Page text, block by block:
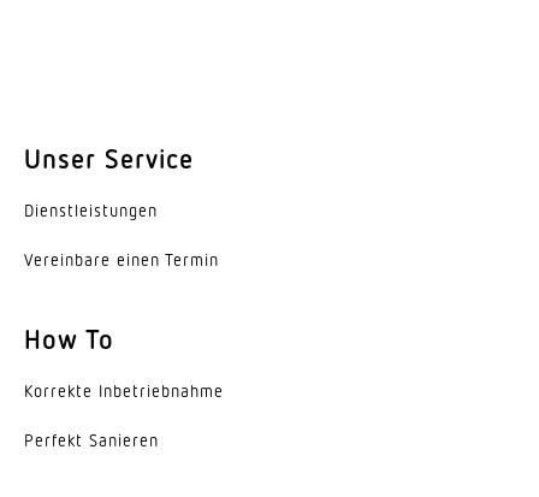
Unser Service
Dienst­leis­tungen
Vereinbare einen Termin
How To
Korrekte Inbe­trieb­nahme
Perfekt Sanieren